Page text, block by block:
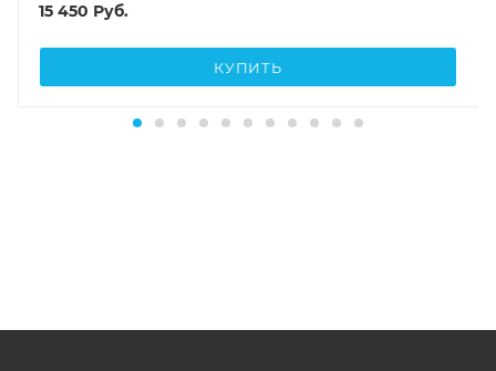
15 450 Руб.
КУПИТЬ